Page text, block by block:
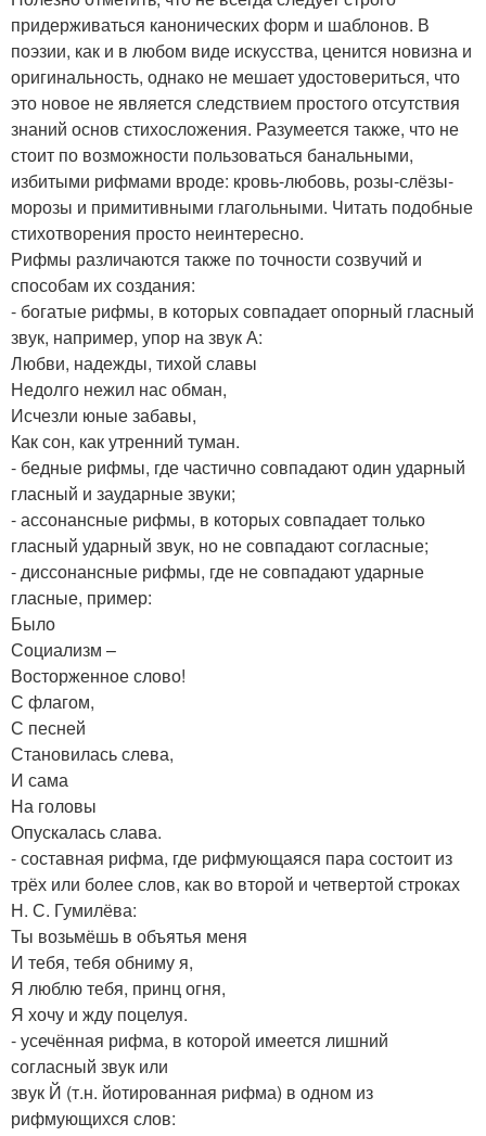
придерживаться канонических форм и шаблонов. В
поэзии, как и в любом виде искусства, ценится новизна и
оригинальность, однако не мешает удостовериться, что
это новое не является следствием простого отсутствия
знаний основ стихосложения. Разумеется также, что не
стоит по возможности пользоваться банальными,
избитыми рифмами вроде: кровь-любовь, розы-слёзы-
морозы и примитивными глагольными. Читать подобные
стихотворения просто неинтересно.
Рифмы различаются также по точности созвучий и
способам их создания:
- богатые рифмы, в которых совпадает опорный гласный
звук, например, упор на звук А:
Любви, надежды, тихой славы
Недолго нежил нас обман,
Исчезли юные забавы,
Как сон, как утренний туман.
- бедные рифмы, где частично совпадают один ударный
гласный и заударные звуки;
- ассонансные рифмы, в которых совпадает только
гласный ударный звук, но не совпадают согласные;
- диссонансные рифмы, где не совпадают ударные
гласные, пример:
Было
Социализм –
Восторженное слово!
С флагом,
С песней
Становилась слева,
И сама
На головы
Опускалась слава.
- составная рифма, где рифмующаяся пара состоит из
трёх или более слов, как во второй и четвертой строках
Н. С. Гумилёва:
Ты возьмёшь в объятья меня
И тебя, тебя обниму я,
Я люблю тебя, принц огня,
Я хочу и жду поцелуя.
- усечённая рифма, в которой имеется лишний
согласный звук или
звук Й (т.н. йотированная рифма) в одном из
рифмующихся слов: